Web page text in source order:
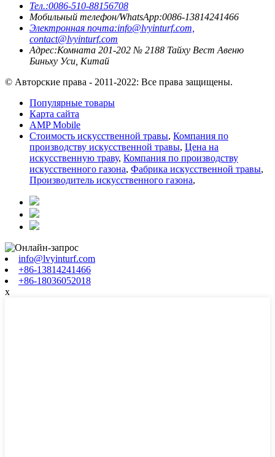
Тел.:0086-510-88156708
Мобильный телефон/WhatsApp:0086-13814241466
Электронная почта:info@lvyinturf.com,
contact@lvyinturf.com
Адрес:Комната 201-202 № 2188 Тайху Вест Авеню
Биньху Уси, Китай
© Авторские права - 2011-2022: Все права защищены.
Популярные товары
Карта сайта
AMP Mobile
Стоимость искусственной травы, Компания по
производству искусственной травы, Цена на
искусственную траву, Компания по производству
искусственного газона, Фабрика искусственной травы,
Производитель искусственного газона,
info@lvyinturf.com
+86-13814241466
+86-18036052018
x